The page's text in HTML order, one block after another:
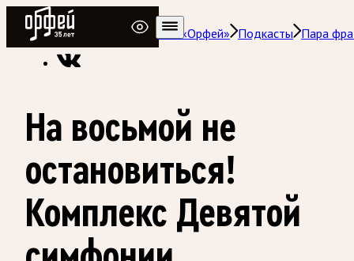
Радио Орфей
Радио классической музыки «Орфей» Подкасты Пара
На восьмой не
остановиться!
Комплекс Девятой